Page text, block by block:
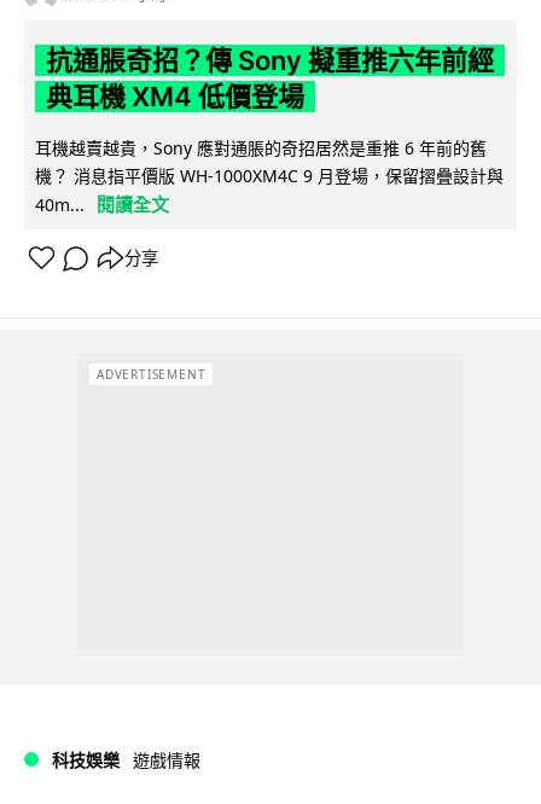
抗通脹奇招？傳 Sony 擬重推六年前經
典耳機 XM4 低價登場
耳機越賣越貴，Sony 應對通脹的奇招居然是重推 6 年前的舊
機？ 消息指平價版 WH-1000XM4C 9 月登場，保留摺疊設計與
40m...
閱讀全文
分享
ADVERTISEMENT
科技娛樂 遊戲情報